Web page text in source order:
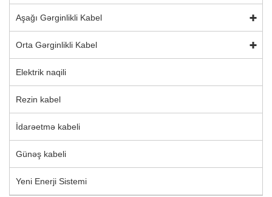
Aşağı Gərginlikli Kabel
Orta Gərginlikli Kabel
Elektrik naqili
Rezin kabel
İdarəetmə kabeli
Günəş kabeli
Yeni Enerji Sistemi